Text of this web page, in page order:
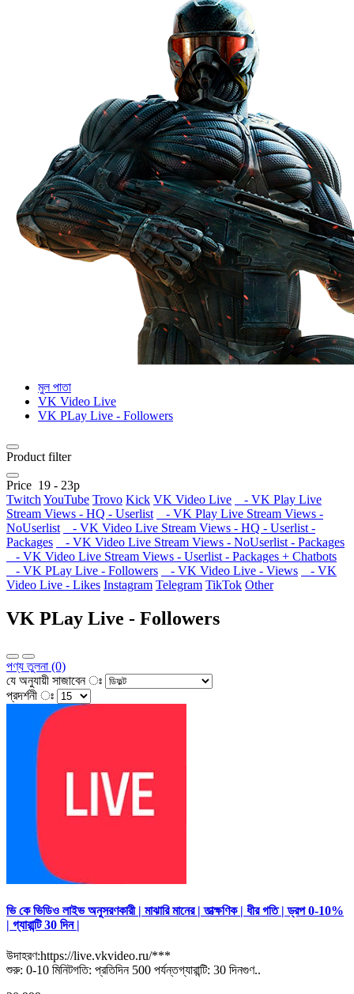
মুল পাতা
VK Video Live
VK PLay Live - Followers
Product filter
Price 19 - 23р
Twitch YouTube Trovo Kick VK Video Live
- VK Play Live
Stream Views - HQ - Userlist
- VK Play Live Stream Views -
NoUserlist
- VK Video Live Stream Views - HQ - Userlist -
Packages
- VK Video Live Stream Views - NoUserlist - Packages
- VK Video Live Stream Views - Userlist - Packages + Chatbots
- VK PLay Live - Followers
- VK Video Live - Views
- VK
Video Live - Likes Instagram Telegram TikTok Other
VK PLay Live - Followers
পণ্য তুলনা (0)
যে অনুযায়ী সাজাবেন ঃ
প্রদর্শনী ঃ
ভি কে ভিডিও লাইভ অনুসরণকারী | মাঝারি মানের | তাত্ক্ষণিক | ধীর গতি | ড্রপ 0-10%
| গ্যারান্টি 30 দিন |
উদাহরণ:https://live.vkvideo.ru/***
শুরু: 0-10 মিনিটগতি: প্রতিদিন 500 পর্যন্তগ্যারান্টি: 30 দিনগুণ..